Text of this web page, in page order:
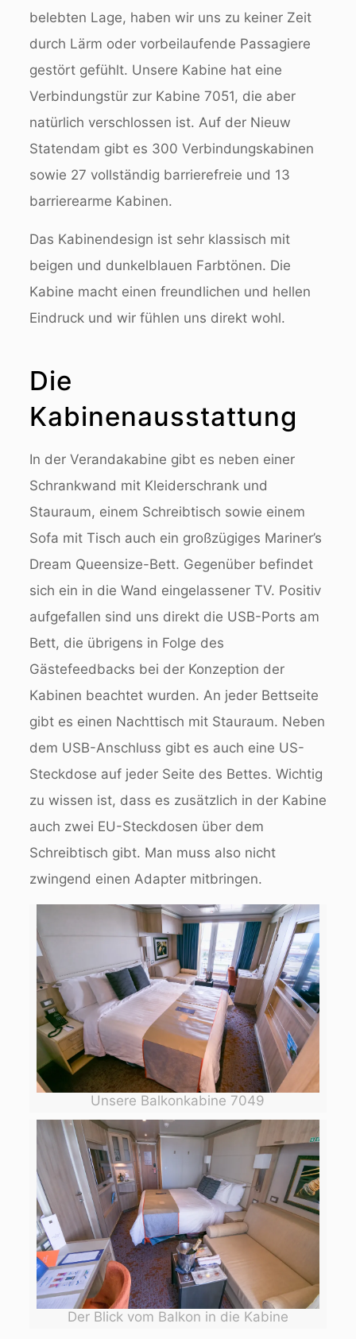
belebten Lage, haben wir uns zu keiner Zeit
durch Lärm oder vorbeilaufende Passagiere
gestört gefühlt. Unsere Kabine hat eine
Verbindungstür zur Kabine 7051, die aber
natürlich verschlossen ist. Auf der Nieuw
Statendam gibt es 300 Verbindungskabinen
sowie 27 vollständig barrierefreie und 13
barrierearme Kabinen.
Das Kabinendesign ist sehr klassisch mit
beigen und dunkelblauen Farbtönen. Die
Kabine macht einen freundlichen und hellen
Eindruck und wir fühlen uns direkt wohl.
Die
Kabinenausstattung
In der Verandakabine gibt es neben einer
Schrankwand mit Kleiderschrank und
Stauraum, einem Schreibtisch sowie einem
Sofa mit Tisch auch ein großzügiges Mariner’s
Dream Queensize-Bett. Gegenüber befindet
sich ein in die Wand eingelassener TV. Positiv
aufgefallen sind uns direkt die USB-Ports am
Bett, die übrigens in Folge des
Gästefeedbacks bei der Konzeption der
Kabinen beachtet wurden. An jeder Bettseite
gibt es einen Nachttisch mit Stauraum. Neben
dem USB-Anschluss gibt es auch eine US-
Steckdose auf jeder Seite des Bettes. Wichtig
zu wissen ist, dass es zusätzlich in der Kabine
auch zwei EU-Steckdosen über dem
Schreibtisch gibt. Man muss also nicht
zwingend einen Adapter mitbringen.
Unsere Balkonkabine 7049
Der Blick vom Balkon in die Kabine